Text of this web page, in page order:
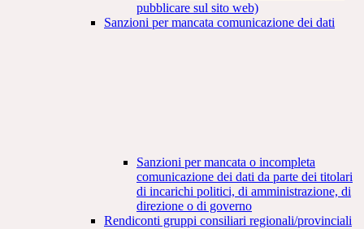
pubblicare sul sito web)
Sanzioni per mancata comunicazione dei dati
Sanzioni per mancata o incompleta
comunicazione dei dati da parte dei titolari
di incarichi politici, di amministrazione, di
direzione o di governo
Rendiconti gruppi consiliari regionali/provinciali